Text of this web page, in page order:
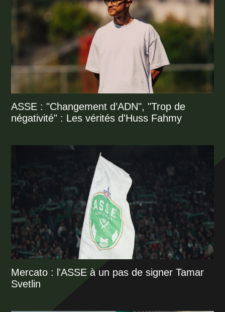
ASSE : "Changement d’ADN", "Trop de
négativité" : Les vérités d'Huss Fahmy
Mercato : l'ASSE à un pas de signer Tamar
Svetlin